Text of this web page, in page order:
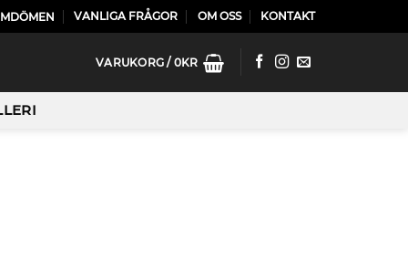
VANLIGA FRÅGOR OM OSS KONTAKT
VARUKORG / 0KR